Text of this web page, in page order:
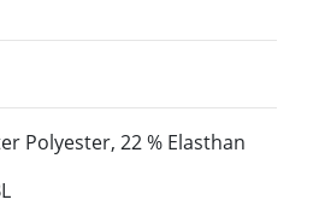
Polyester, 22 % Elasthan